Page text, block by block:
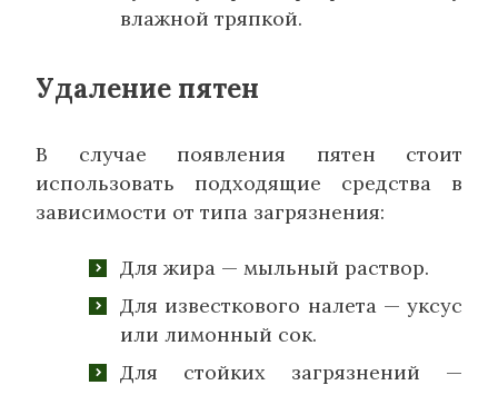
влажной тряпкой.
Удаление пятен
В случае появления пятен стоит
использовать подходящие средства в
зависимости от типа загрязнения:
Для жира — мыльный раствор.
Для известкового налета — уксус
или лимонный сок.
Для стойких загрязнений —